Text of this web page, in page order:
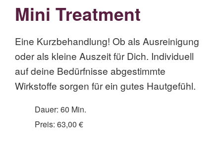
Mini Treatment
Eine Kurzbehandlung! Ob als Ausreinigung
oder als kleine Auszeit für Dich. Individuell
auf deine Bedürfnisse abgestimmte
Wirkstoffe sorgen für ein gutes Hautgefühl.
Dauer: 60 Min.
Preis: 63,00 €